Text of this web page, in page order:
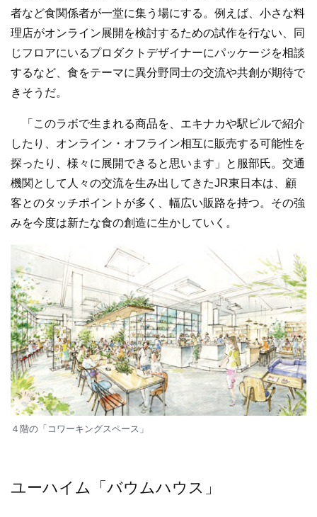
者など食関係者が一堂に集う場にする。例えば、小さな料
理店がオンライン展開を検討するための試作を行ない、同
じフロアにいるプロダクトデザイナーにパッケージを相談
するなど、食をテーマに異分野同士の交流や共創が期待で
きそうだ。
「このラボで生まれる商品を、エキナカや駅ビルで紹介
したり、オンライン・オフライン相互に販売する可能性を
探ったり、様々に展開できると思います」と服部氏。交通
機関として人々の交流を生み出してきたJR東日本は、顧
客とのタッチポイントが多く、幅広い販路を持つ。その強
みを今度は新たな食の創造に生かしていく。
４階の「コワーキングスペース」
ユーハイム「バウムハウス」